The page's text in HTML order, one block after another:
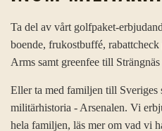
Ta del av vårt golfpaket-
boende, frukostbuffé,
Arms samt greenfee till
Eller ta med familjen till Sveriges
militärhistoria - Arsenalen. Vi
hela familjen, läs mer om vad vi